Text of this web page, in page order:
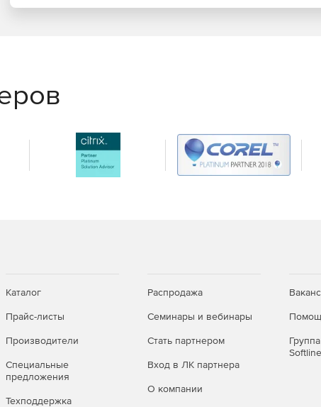
Каталог
Прайс-листы
Производители
Специальные
предложения
Техподдержка
Распродажа
Семинары и вебинары
Стать партнером
Вход в ЛК партнера
О компании
Softline